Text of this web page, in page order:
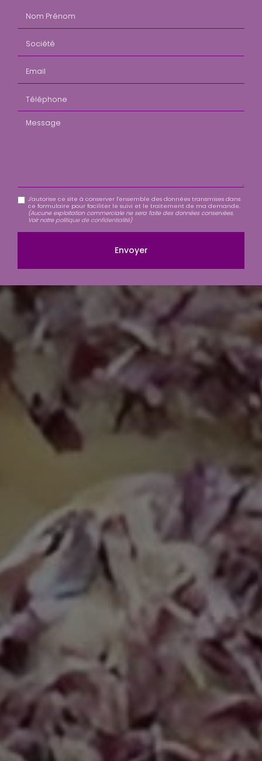
Message
J'autorise ce site à conserver l'ensemble des données transmises dans
ce formulaire pour faciliter le suivi et le traitement de ma demande.
(Aucune exploitation commerciale ne sera faite des données conservées.
Voir notre politique de confidentialité)